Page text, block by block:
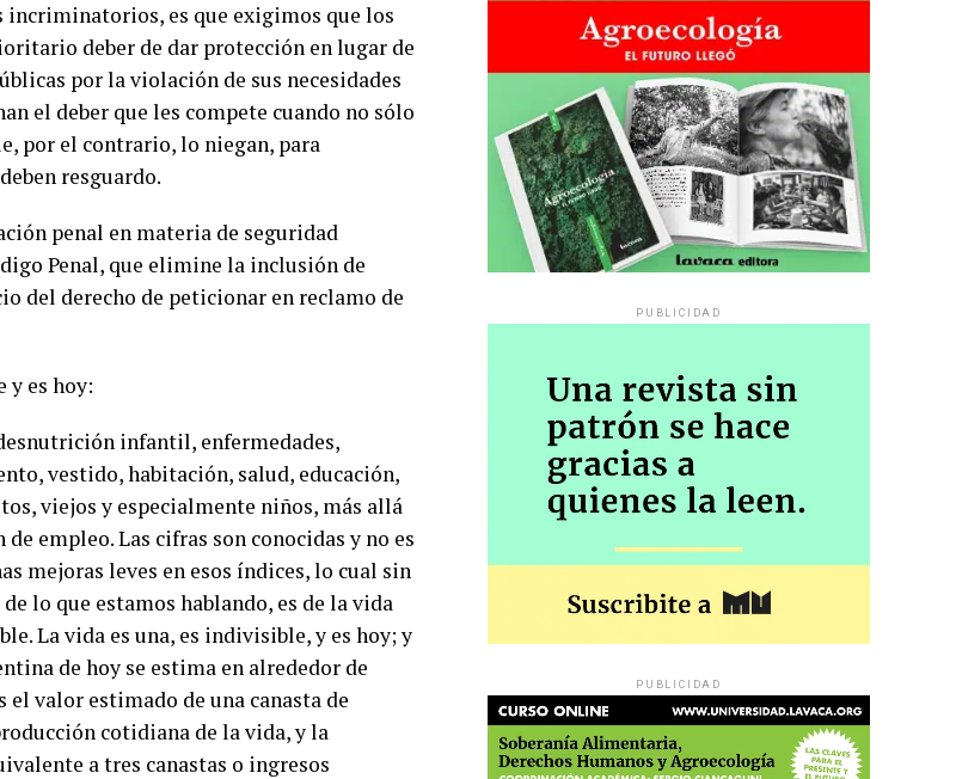
es que exigimos que los
deber de dar protección en lugar de
por la violación de sus necesidades
el deber que les compete cuando no sólo
por el contrario, lo niegan, para
resguardo.
penal en materia de seguridad
Penal, que elimine la inclusión de
del derecho de peticionar en reclamo de
y es hoy:
infantil, enfermedades,
vestido, habitación, salud, educación,
viejos y especialmente niños, más allá
empleo. Las cifras son conocidas y no es
mejoras leves en esos índices, lo cual sin
lo que estamos hablando, es de la vida
La vida es una, es indivisible, y es hoy; y
de hoy se estima en alrededor de
el valor estimado de una canasta de
cotidiana de la vida, y la
a tres canastas o ingresos
PUBLICIDAD
PUBLICIDAD